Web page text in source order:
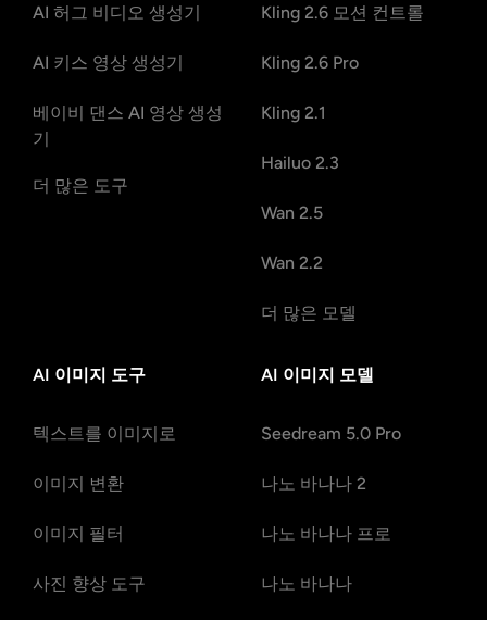
AI 허그 비디오 생성기
AI 키스 영상 생성기
베이비 댄스 AI 영상 생성
기
더 많은 도구
Kling 2.6 모션 컨트롤
Kling 2.6 Pro
Kling 2.1
Hailuo 2.3
Wan 2.5
Wan 2.2
더 많은 모델
AI 이미지 도구
텍스트를 이미지로
이미지 변환
이미지 필터
사진 향상 도구
AI 이미지 모델
Seedream 5.0 Pro
나노 바나나 2
나노 바나나 프로
나노 바나나